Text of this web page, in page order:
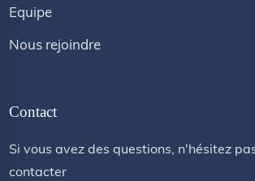
Equipe
Nous rejoindre
Contact
Si vous avez des questions, n'hésitez
contacter